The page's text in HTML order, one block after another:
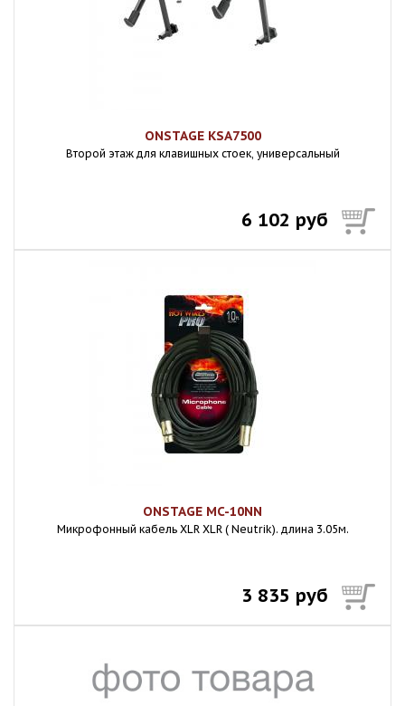
ONSTAGE KSA7500
Второй этаж для клавишных стоек, универсальный
6 102 руб
ONSTAGE MC-10NN
Микpoфонный кабель XLR XLR ( Neutrik). длина 3.05м.
3 835 руб